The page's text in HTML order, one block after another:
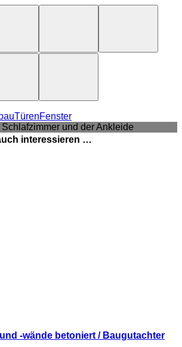
und der Ankleide
TürenFenster
interessieren …
-wände betoniert / Baugutachter